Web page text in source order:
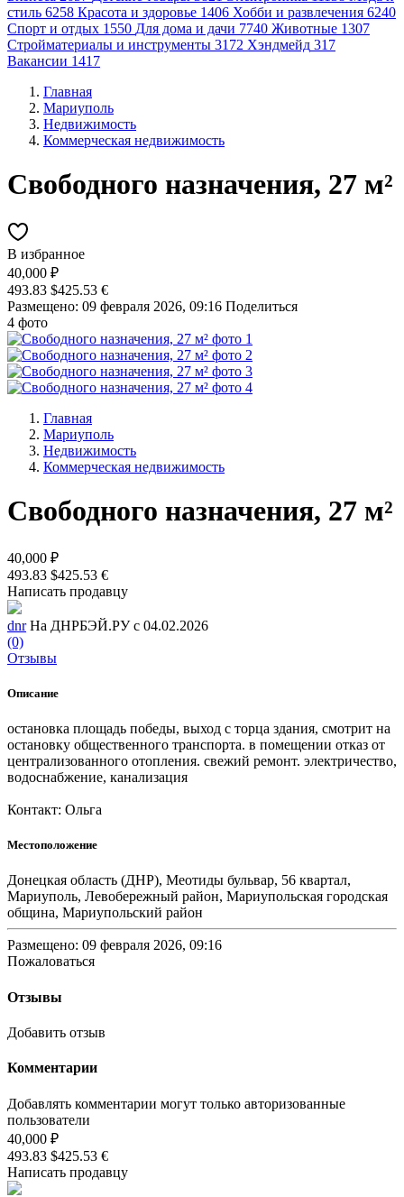
стиль 6258 Красота и здоровье 1406 Хобби и развлечения 6240
Спорт и отдых 1550 Для дома и дачи 7740 Животные 1307
Стройматериалы и инструменты 3172 Хэндмейд 317
Вакансии 1417
Главная
Мариуполь
Недвижимость
Коммерческая недвижимость
Свободного назначения, 27 м²
В избранное
40,000 ₽
493.83 $425.53 €
Размещено: 09 февраля 2026, 09:16 Поделиться
4 фото
Главная
Мариуполь
Недвижимость
Коммерческая недвижимость
Свободного назначения, 27 м²
40,000 ₽
493.83 $425.53 €
Написать продавцу
dnr На ДНРБЭЙ.РУ с 04.02.2026
(0)
Отзывы
Описание
остановка площадь победы, выход с торца здания, смотрит на
остановку общественного транспорта. в помещении отказ от
централизованного отопления. свежий ремонт. электричество,
водоснабжение, канализация
Контакт: Ольга
Местоположение
Донецкая область (ДНР), Меотиды бульвар, 56 квартал,
Мариуполь, Левобережный район, Мариупольская городская
община, Мариупольский район
Размещено: 09 февраля 2026, 09:16
Пожаловаться
Отзывы
Добавить отзыв
Комментарии
Добавлять комментарии могут только авторизованные
пользователи
40,000 ₽
493.83 $425.53 €
Написать продавцу